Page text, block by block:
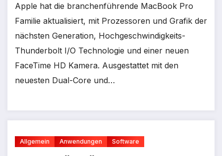
Apple hat die branchenführende MacBook Pro
Familie aktualisiert, mit Prozessoren und Grafik der
nächsten Generation, Hochgeschwindigkeits-
Thunderbolt I/O Technologie und einer neuen
FaceTime HD Kamera. Ausgestattet mit den
neuesten Dual-Core und…
Allgemein Anwendungen Software